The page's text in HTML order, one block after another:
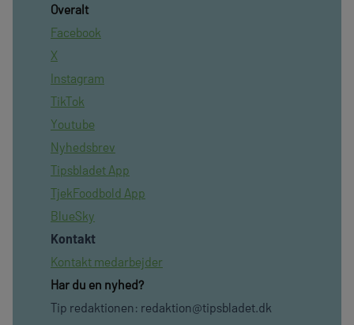
Overalt
Facebook
X
Instagram
TikTok
Youtube
Nyhedsbrev
Tipsbladet App
TjekFoodbold App
BlueSky
Kontakt
Kontakt medarbejder
Har du en nyhed?
Tip redaktionen: redaktion@tipsbladet.dk